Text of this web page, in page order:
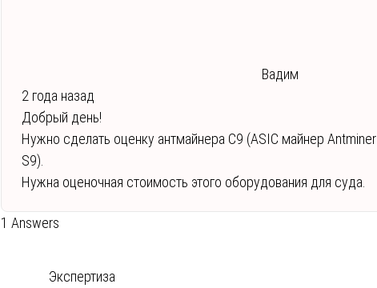
Вадим
2 года назад
Добрый день!
Нужно сделать оценку антмайнера С9 (ASIC майнер Antminer
S9).
Нужна оценочная стоимость этого оборудования для суда.
1 Answers
Экспертиза